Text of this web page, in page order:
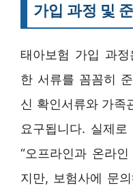
가입 과정 및
태아보험 가입 과
한 서류를 꼼꼼히
신 확인서류와 가족
요구됩니다. 실제
“오프라인과 온라
지만, 보험사에 문